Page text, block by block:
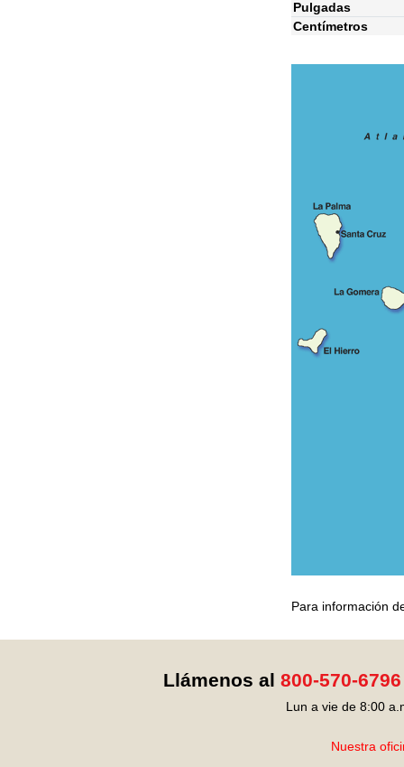
Pulgadas
Centímetros
Para información
Llámenos al 800-570-6796
Lun a vie de 8:00
Nuestra